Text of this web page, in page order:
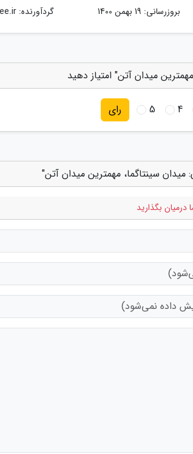
بروزرسانی: 19 بهمن 1400 گردآورنده:
میدان آتن" امتیاز دهید
4
5 رای
میدان سینتاگما، مهمترین میدان آتن"
درمیان بگذارید